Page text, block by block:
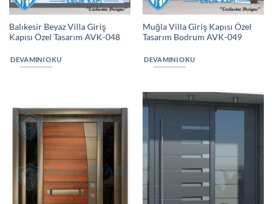
Balıkesir Beyaz Villa Giriş
Kapısı Özel Tasarım AVK-048
DEVAMINI OKU
Muğla Villa Giriş Kapısı Özel
Tasarım Bodrum AVK-049
DEVAMINI OKU